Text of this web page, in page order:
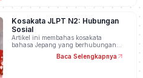
Kosakata JLPT N2: Hubungan
Sosial
Artikel ini membahas kosakata
bahasa Jepang yang berhubungan…
Baca Selengkapnya